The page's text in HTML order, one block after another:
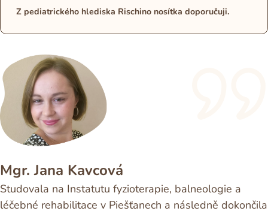
Z pediatrického hlediska Rischino nosítka doporučuji.
Mgr. Jana Kavcová
Studovala na Instatutu fyzioterapie, balneologie a
léčebné rehabilitace v Piešťanech a následně dokončila